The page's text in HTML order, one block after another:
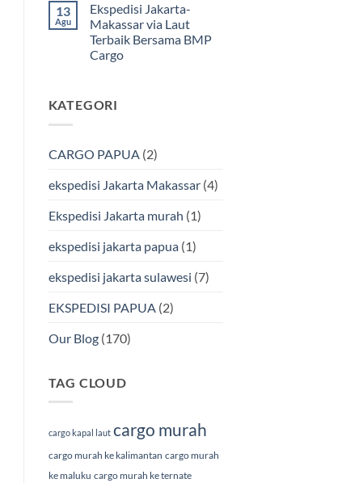
&
Aman
Bersama
Bmp
Cargo
komentar
pada
Ekspedisi
Jakarta
Kendari
Via
Cargo
13
Agu
Ekspedisi Jakarta-
Makassar via Laut
Terbaik Bersama BMP
Cargo
pada
Ekspedisi
Laut
BMP
KATEGORI
CARGO PAPUA(2)
ekspedisi Jakarta Makassar(4)
Ekspedisi Jakarta murah (1)
ekspedisi jakarta papua(1)
ekspedisi jakarta sulawesi (7)
EKSPEDISI PAPUA(2)
Our Blog(170)
TAG CLOUD
cargo kapal laut cargo murah
cargo murah ke kalimantan cargo murah
ke maluku cargo murah ke ternate